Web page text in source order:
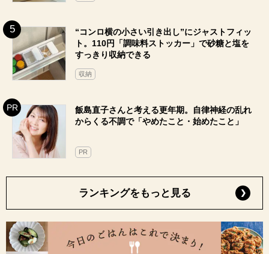
“コンロ横の小さい引き出し”にジャストフィッ
ト。110円「調味料ストッカー」で砂糖と塩を
すっきり収納できる
収納
飯島直子さんと考える更年期。自律神経の乱れ
からくる不調で「やめたこと・始めたこと」
PR
ランキングをもっと見る